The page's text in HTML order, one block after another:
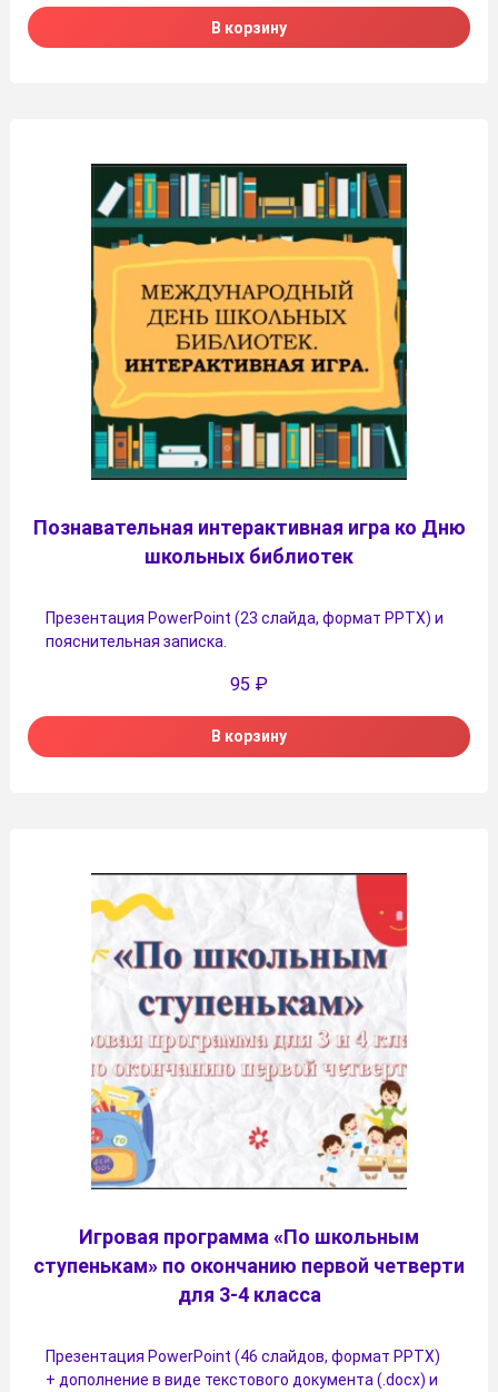
В корзину
Познавательная интерактивная игра ко Дню
школьных библиотек
Презентация PowerPoint (23 слайда, формат PPTX) и
пояснительная записка.
95 ₽
В корзину
Игровая программа «По школьным
ступенькам» по окончанию первой четверти
для 3-4 класса
Презентация PowerPoint (46 слайдов, формат PPTX)
+ дополнение в виде текстового документа (.docx) и